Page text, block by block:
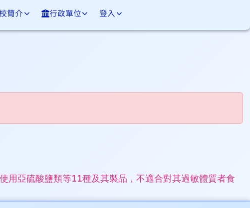
簡介 行政單位 登入
用亞硫酸鹽類等11種及其製品，不適合對其過敏體質者食